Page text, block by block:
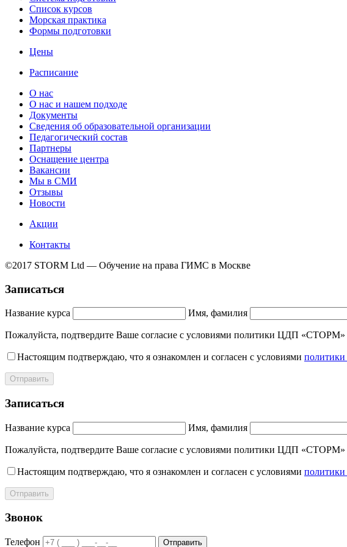
Список курсов
Морская практика
Формы подготовки
Цены
Расписание
О нас
О нас и нашем подходе
Документы
Сведения об образовательной организации
Педагогический состав
Партнеры
Оснащение центра
Вакансии
Мы в СМИ
Отзывы
Новости
Акции
Контакты
©2017 STORM Ltd — Обучение на права ГИМС в Москве
Записаться
Название курса Имя, фамилия
Пожалуйста, подтвердите Ваше согласие с условиями политики ЦДП
Настоящим подтверждаю, что я ознакомлен и согласен с условиями политики
Отправить
Записаться
Название курса Имя, фамилия
Пожалуйста, подтвердите Ваше согласие с условиями политики ЦДП
Настоящим подтверждаю, что я ознакомлен и согласен с условиями политики
Отправить
Звонок
Телефон Отправить